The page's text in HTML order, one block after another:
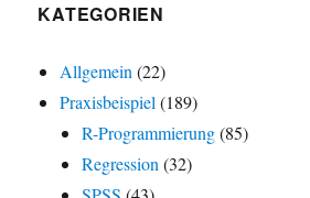
KATEGORIEN
Allgemein (22)
Praxisbeispiel (189)
R-Programmierung(85)
Regression (32)